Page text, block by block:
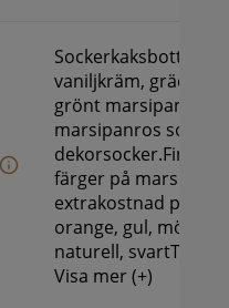
Sockerkaksbotten,
vaniljkräm, grädde.
grönt
marsipanros som
dekorsocker.Finnas
färger på marsipan
extrakostnad på 50
orange, gul,
naturell, svartText
Visa mer (+)